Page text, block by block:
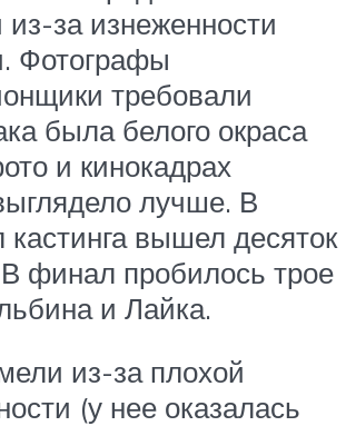
за изнеженности
Фотографы
требовали
была белого окраса
и кинокадрах
лучше. В
вышел десяток
финал пробилось трое
и Лайка.
из-за плохой
(у нее оказалась